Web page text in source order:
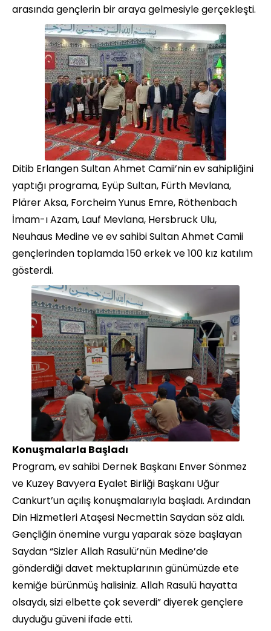
arasında gençlerin bir araya gelmesiyle gerçekleşti.
Ditib Erlangen Sultan Ahmet Camii’nin ev sahipliğini
yaptığı programa, Eyüp Sultan, Fürth Mevlana,
Plärer Aksa, Forcheim Yunus Emre, Röthenbach
İmam-ı Azam, Lauf Mevlana, Hersbruck Ulu,
Neuhaus Medine ve ev sahibi Sultan Ahmet Camii
gençlerinden toplamda 150 erkek ve 100 kız katılım
gösterdi.
Konuşmalarla Başladı
Program, ev sahibi Dernek Başkanı Enver Sönmez
ve Kuzey Bavyera Eyalet Birliği Başkanı Uğur
Cankurt’un açılış konuşmalarıyla başladı. Ardından
Din Hizmetleri Ataşesi Necmettin Saydan söz aldı.
Gençliğin önemine vurgu yaparak söze başlayan
Saydan “Sizler Allah Rasulü’nün Medine’de
gönderdiği davet mektuplarının günümüzde ete
kemiğe bürünmüş halisiniz. Allah Rasulü hayatta
olsaydı, sizi elbette çok severdi” diyerek gençlere
duyduğu güveni ifade etti.